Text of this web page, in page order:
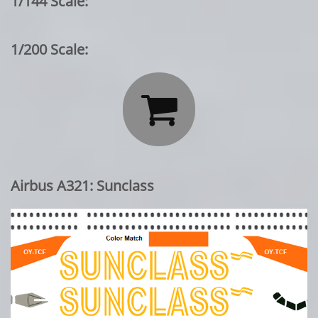
1/200 Scale:

Airbus A321: Sunclass